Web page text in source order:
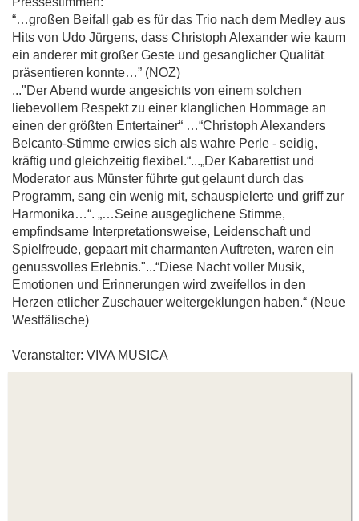
“…großen Beifall gab es für das Trio nach dem Medley aus
Hits von Udo Jürgens, dass Christoph Alexander wie kaum
ein anderer mit großer Geste und gesanglicher Qualität
präsentieren konnte…” (NOZ)
..."Der Abend wurde angesichts von einem solchen
liebevollem Respekt zu einer klanglichen Hommage an
einen der größten Entertainer“ …“Christoph Alexanders
Belcanto-Stimme erwies sich als wahre Perle - seidig,
kräftig und gleichzeitig flexibel.“...„Der Kabarettist und
Moderator aus Münster führte gut gelaunt durch das
Programm, sang ein wenig mit, schauspielerte und griff zur
Harmonika…“. „…Seine ausgeglichene Stimme,
empfindsame Interpretationsweise, Leidenschaft und
Spielfreude, gepaart mit charmanten Auftreten, waren ein
genussvolles Erlebnis."...“Diese Nacht voller Musik,
Emotionen und Erinnerungen wird zweifellos in den
Herzen etlicher Zuschauer weitergeklungen haben.“ (Neue
Westfälische)
Veranstalter: VIVA MUSICA